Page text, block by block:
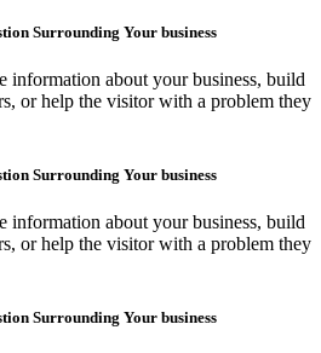
Surrounding Your business
information about your business, build
or help the visitor with a problem they
Surrounding Your business
information about your business, build
or help the visitor with a problem they
Surrounding Your business